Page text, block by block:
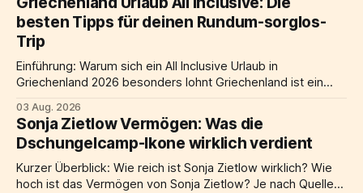
alle wichtigen Informationen: von der Definition über
Ursachen und Symptome bis hin zu Behandlung, Risiken und
besten Tipps für deinen Rundum-sorglos-
Trip
Einführung: Warum sich ein All Inclusive Urlaub in
Griechenland 2026 besonders lohnt Griechenland ist ein
gutem Grund. Türkises meer, eine jahrtausendealte
geschichte, herzliche gastfreundschaft und eine küche, die
weltweit begeistert: Kaum ein land bietet eine solche
mischung aus erholung
03 Aug. 2026
Sonja Zietlow Vermögen: Was die
Dschungelcamp-Ikone wirklich verdient
Kurzer Überblick: Wie reich ist Sonja Zietlow wirklich? Wie
hoch ist das Vermögen von Sonja Zietlow? Je nach Quelle